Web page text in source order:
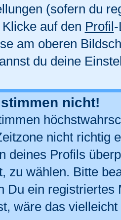
(sofern du
auf den Profil
am oberen
du deine
nicht!
nicht richtig
deines Profils
zu wählen. Bitte
Du ein
wäre das